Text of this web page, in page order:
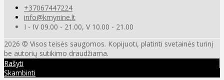
+37067447224
info@kmynine.lt
I - IV 09.00 - 21.00, V 10.00 - 21.00
2026 © Visos teisės saugomos. Kopijuoti, platinti svetainės turinį
be autorių sutikimo draudžiama.
Rašyti
Skambinti